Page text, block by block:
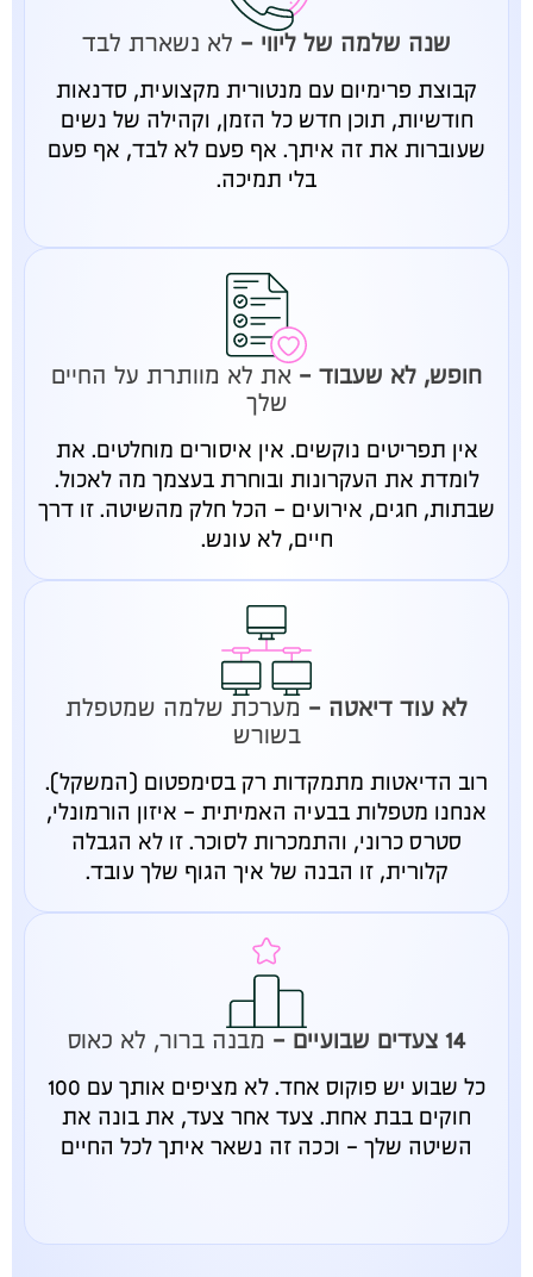
שנה שלמה של ליווי - לא נשארת לבד
קבוצת פרימיום עם מנטורית מקצועית, סדנאות
חודשיות, תוכן חדש כל הזמן, וקהילה של נשים
שעוברות את זה איתך. אף פעם לא לבד, אף פעם
בלי תמיכה.
חופש, לא שעבוד - את לא מוותרת על החיים
שלך
אין תפריטים נוקשים. אין איסורים מוחלטים. את
לומדת את העקרונות ובוחרת בעצמך מה לאכול.
שבתות, חגים, אירועים - הכל חלק מהשיטה. זו דרך
חיים, לא עונש.
לא עוד דיאטה - מערכת שלמה שמטפלת
בשורש
רוב הדיאטות מתמקדות רק בסימפטום (המשקל).
אנחנו מטפלות בבעיה האמיתית - איזון הורמונלי,
סטרס כרוני, והתמכרות לסוכר. זו לא הגבלה
קלורית, זו הבנה של איך הגוף שלך עובד.
14 צעדים שבועיים - מבנה ברור, לא כאוס
כל שבוע יש פוקוס אחד. לא מציפים אותך עם 100
חוקים בבת אחת. צעד אחר צעד, את בונה את
השיטה שלך - וככה זה נשאר איתך לכל החיים